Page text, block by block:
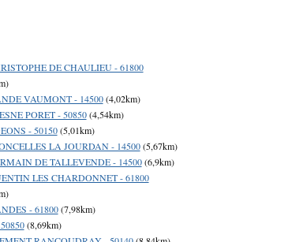
DE CHAULIEU - 61800
VAUMONT - 14500(4,02km)
PORET - 50850(4,54km)
- 50150(5,01km)
LA JOURDAN - 14500(5,67km)
DE TALLEVENDE - 14500(6,9km)
LES CHARDONNET - 61800
- 61800(7,98km)
(8,69km)